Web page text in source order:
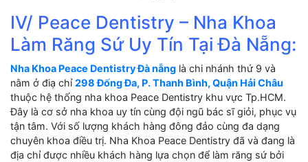
IV/ Peace Dentistry – Nha Khoa
Làm Răng Sứ Uy Tín Tại Đà Nẵng:
Nha Khoa Peace Dentistry Đà nẵng là chi nhánh thứ 9 và
nằm ở điạ chỉ298 Đống Đa, P. Thanh Bình, Quận Hải Châu
thuộc hệ thống nha khoa Peace Dentistry khu vực Tp.HCM.
Đây là cơ sở nha khoa uy tín cùng đội ngũ bác sĩ giỏi, phục vụ
tận tâm. Với số lượng khách hàng đông đảo cùng đa dạng
chuyên khoa điều trị. Nha Khoa Peace Dentistry đã và đang là
địa chỉ được nhiều khách hàng lựa chọn để làm răng sứ bởi